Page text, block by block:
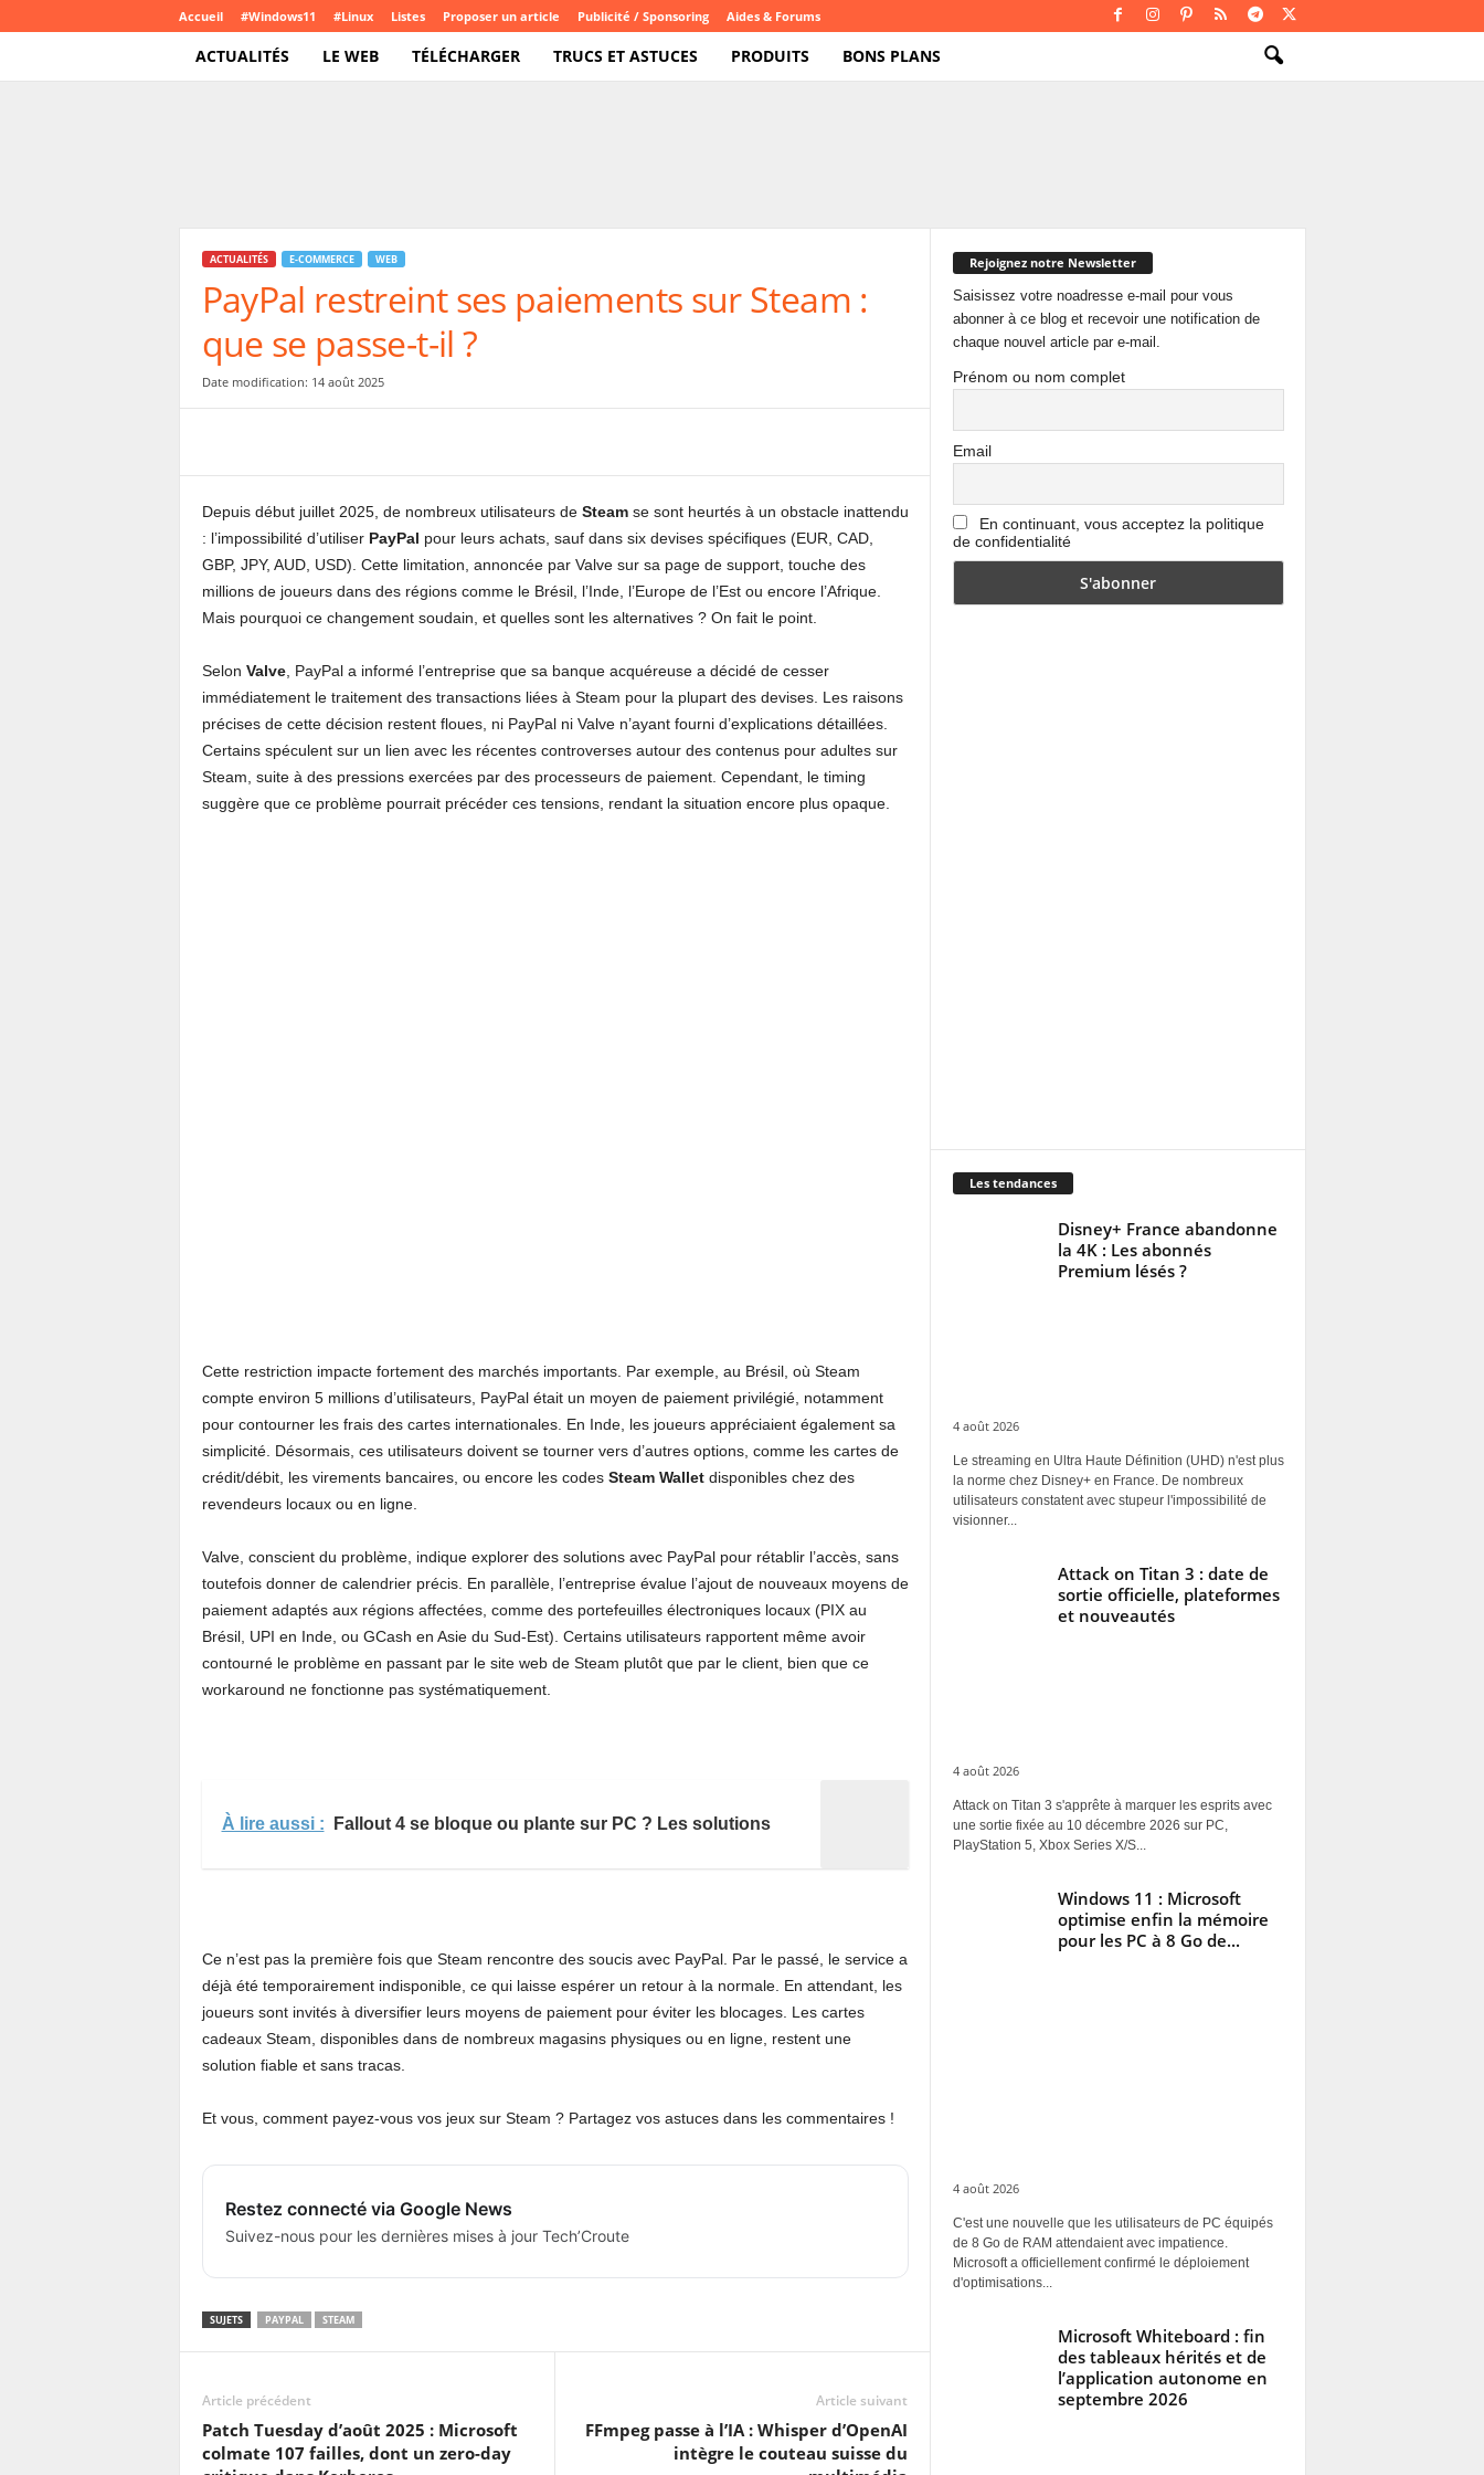
Accueil #Windows11 #Linux Listes Proposer un article Publicité / Sponsoring Aides & Forums
ACTUALITÉS LE WEB TÉLÉCHARGER TRUCS ET ASTUCES PRODUITS BONS PLANS
ACTUALITÉS E-COMMERCE WEB
PayPal restreint ses paiements sur Steam :
que se passe-t-il ?
Date modification: 14 août 2025
Depuis début juillet 2025, de nombreux utilisateurs de Steamse sont heurtés à un obstacle inattendu
: l’impossibilité d’utiliser PayPal pour leurs achats, sauf dans six devises spécifiques (EUR, CAD,
GBP, JPY, AUD, USD). Cette limitation, annoncée par Valve sur sa page de support, touche des
millions de joueurs dans des régions comme le Brésil, l’Inde, l’Europe de l’Est ou encore l’Afrique.
Mais pourquoi ce changement soudain, et quelles sont les alternatives ? On fait le point.
Selon Valve, PayPal a informé l’entreprise que sa banque acquéreuse a décidé de cesser
immédiatement le traitement des transactions liées à Steam pour la plupart des devises. Les raisons
précises de cette décision restent floues, ni PayPal ni Valve n’ayant fourni d’explications détaillées.
Certains spéculent sur un lien avec les récentes controverses autour des contenus pour adultes sur
Steam, suite à des pressions exercées par des processeurs de paiement. Cependant, le timing
suggère que ce problème pourrait précéder ces tensions, rendant la situation encore plus opaque.
Cette restriction impacte fortement des marchés importants. Par exemple, au Brésil, où Steam
compte environ 5 millions d’utilisateurs, PayPal était un moyen de paiement privilégié, notamment
pour contourner les frais des cartes internationales. En Inde, les joueurs appréciaient également sa
simplicité. Désormais, ces utilisateurs doivent se tourner vers d’autres options, comme les cartes de
crédit/débit, les virements bancaires, ou encore les codes Steam Walletdisponibles chez des
revendeurs locaux ou en ligne.
Valve, conscient du problème, indique explorer des solutions avec PayPal pour rétablir l’accès, sans
toutefois donner de calendrier précis. En parallèle, l’entreprise évalue l’ajout de nouveaux moyens de
paiement adaptés aux régions affectées, comme des portefeuilles électroniques locaux (PIX au
Brésil, UPI en Inde, ou GCash en Asie du Sud-Est). Certains utilisateurs rapportent même avoir
contourné le problème en passant par le site web de Steam plutôt que par le client, bien que ce
workaround ne fonctionne pas systématiquement.
À lire aussi : Fallout 4 se bloque ou plante sur PC ? Les solutions
Ce n’est pas la première fois que Steam rencontre des soucis avec PayPal. Par le passé, le service a
déjà été temporairement indisponible, ce qui laisse espérer un retour à la normale. En attendant, les
joueurs sont invités à diversifier leurs moyens de paiement pour éviter les blocages. Les cartes
cadeaux Steam, disponibles dans de nombreux magasins physiques ou en ligne, restent une
solution fiable et sans tracas.
Et vous, comment payez-vous vos jeux sur Steam ? Partagez vos astuces dans les commentaires !
Restez connecté via Google News
Suivez-nous pour les dernières mises à jour Tech’Croute
SUJETS PAYPAL STEAM
Article précédent
Patch Tuesday d’août 2025 : Microsoft
colmate 107 failles, dont un zero-day
Article suivant
FFmpeg passe à l’IA : Whisper d’OpenAI
intègre le couteau suisse du
Rejoignez notre Newsletter
Saisissez votre noadresse e-mail pour vous
abonner à ce blog et recevoir une notification de
chaque nouvel article par e-mail.
Prénom ou nom complet
Email
En continuant, vous acceptez la politique
de confidentialité
Les tendances
Disney+ France abandonne
la 4K : Les abonnés
Premium lésés ?
4 août 2026
Le streaming en Ultra Haute Définition (UHD) n'est plus
la norme chez Disney+ en France. De nombreux
utilisateurs constatent avec stupeur l'impossibilité de
visionner...
Attack on Titan 3 : date de
sortie officielle, plateformes
et nouveautés
4 août 2026
Attack on Titan 3 s'apprête à marquer les esprits avec
une sortie fixée au 10 décembre 2026 sur PC,
PlayStation 5, Xbox Series X/S...
Windows 11 : Microsoft
optimise enfin la mémoire
pour les PC à 8 Go de...
4 août 2026
C'est une nouvelle que les utilisateurs de PC équipés
de 8 Go de RAM attendaient avec impatience.
Microsoft a officiellement confirmé le déploiement
d'optimisations...
Microsoft Whiteboard : fin
des tableaux hérités et de
l’application autonome en
septembre 2026